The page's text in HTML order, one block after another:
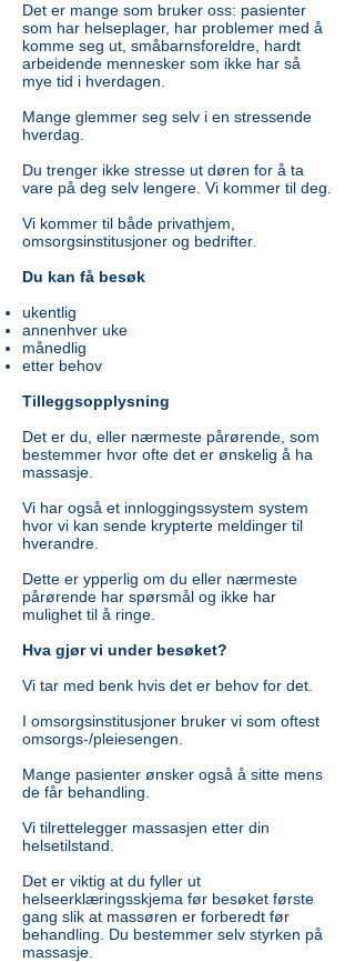
Det er mange som bruker oss: pasienter
som har helseplager, har problemer med å
komme seg ut, småbarnsforeldre, hardt
arbeidende mennesker som ikke har så
mye tid i hverdagen.
Mange glemmer seg selv i en stressende
hverdag.
Du trenger ikke stresse ut døren for å ta
vare på deg selv lengere. Vi kommer til deg.
Vi kommer til både privathjem,
omsorgsinstitusjoner og bedrifter.
Du kan få besøk
ukentlig
annenhver uke
månedlig
etter behov
Tilleggsopplysning
Det er du, eller nærmeste pårørende, som
bestemmer hvor ofte det er ønskelig å ha
massasje.
Vi har også et innloggingssystem system
hvor vi kan sende krypterte meldinger til
hverandre.
Dette er ypperlig om du eller nærmeste
pårørende har spørsmål og ikke har
mulighet til å ringe.
Hva gjør vi under besøket?
Vi tar med benk hvis det er behov for det.
I omsorgsinstitusjoner bruker vi som oftest
omsorgs-/pleiesengen.
Mange pasienter ønsker også å sitte mens
de får behandling.
Vi tilrettelegger massasjen etter din
helsetilstand.
Det er viktig at du fyller ut
helseerklæringsskjema før besøket første
gang slik at massøren er forberedt før
behandling. Du bestemmer selv styrken på
massasje.